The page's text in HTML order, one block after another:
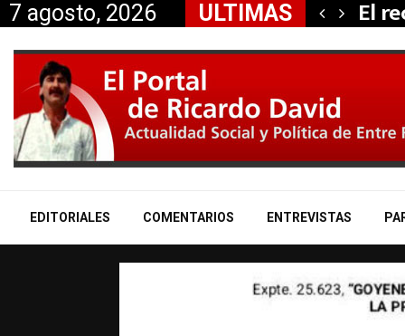
7 agosto, 2026 ULTIMAS El
EDITORIALES COMENTARIOS ENTREVISTAS